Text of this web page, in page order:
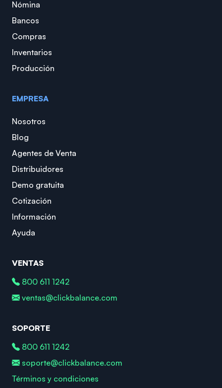
Nómina
Bancos
Compras
Inventarios
Producción
EMPRESA
Nosotros
Blog
Agentes de Venta
Distribuidores
Demo gratuita
Cotización
Información
Ayuda
VENTAS
800 611 1242
ventas@clickbalance.com
SOPORTE
800 611 1242
soporte@clickbalance.com
Términos y condiciones